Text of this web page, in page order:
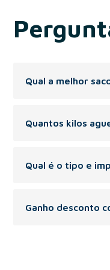
Qual a melhor
Quantos kilos
Qual é o tipo e
Ganho desconto